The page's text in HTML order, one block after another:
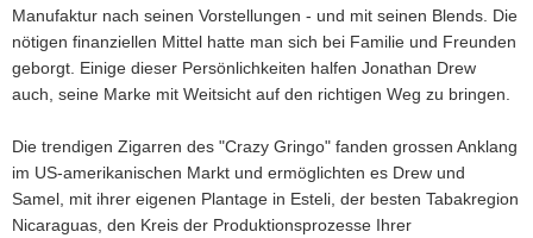
Manufaktur nach seinen Vorstellungen - und mit seinen Blends. Die
nötigen finanziellen Mittel hatte man sich bei Familie und Freunden
geborgt. Einige dieser Persönlichkeiten halfen Jonathan Drew
auch, seine Marke mit Weitsicht auf den richtigen Weg zu bringen.
Die trendigen Zigarren des "Crazy Gringo" fanden grossen Anklang
im US-amerikanischen Markt und ermöglichten es Drew und
Samel, mit ihrer eigenen Plantage in Esteli, der besten Tabakregion
Nicaraguas, den Kreis der Produktionsprozesse Ihrer